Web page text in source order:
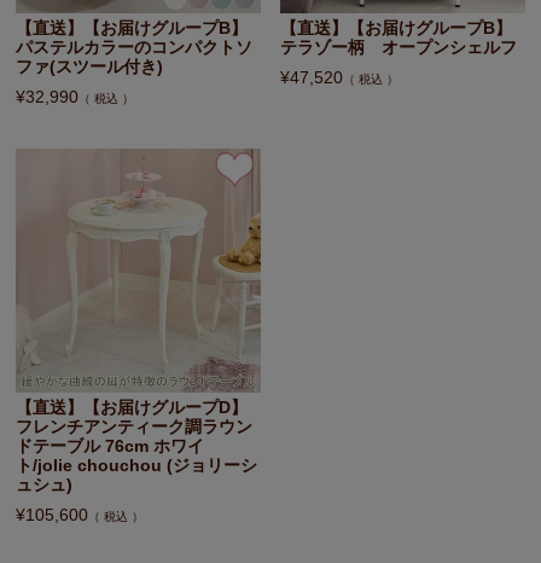
【直送】【お届けグループB】
パステルカラーのコンパクトソ
ファ(スツール付き)
¥32,990 税込
【直送】【お届けグループB】
テラゾー柄 オープンシェルフ
¥47,520 税込
【直送】【お届けグループD】
フレンチアンティーク調ラウン
ドテーブル 76cm ホワイ
ト/jolie chouchou (ジョリーシ
ュシュ)
¥105,600 税込